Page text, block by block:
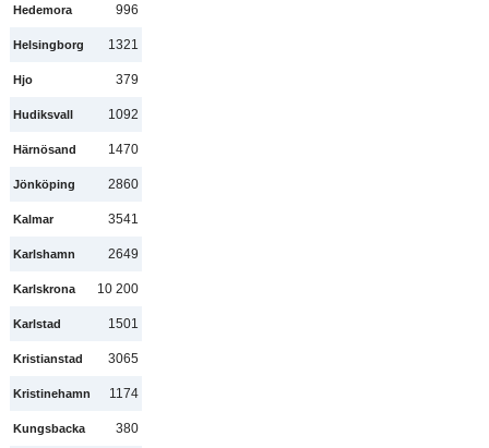
Hedemora 996
Helsingborg 1321
Hjo 379
Hudiksvall 1092
Härnösand 1470
Jönköping 2860
Kalmar 3541
Karlshamn 2649
Karlskrona 10 200
Karlstad 1501
Kristianstad 3065
Kristinehamn 1174
Kungsbacka 380